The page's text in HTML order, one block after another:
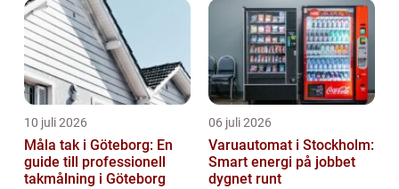
10 juli 2026
Måla tak i Göteborg: En
guide till professionell
takmålning i Göteborg
06 juli 2026
Varuautomat i Stockholm:
Smart energi på jobbet
dygnet runt